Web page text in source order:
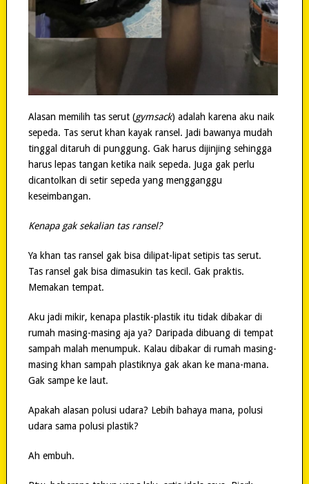
Alasan memilih tas serut (gymsack) adalah karena aku naik
sepeda. Tas serut khan kayak ransel. Jadi bawanya mudah
tinggal ditaruh di punggung. Gak harus dijinjing sehingga
harus lepas tangan ketika naik sepeda. Juga gak perlu
dicantolkan di setir sepeda yang mengganggu
keseimbangan.
Kenapa gak sekalian tas ransel?
Ya khan tas ransel gak bisa dilipat-lipat setipis tas serut.
Tas ransel gak bisa dimasukin tas kecil. Gak praktis.
Memakan tempat.
Aku jadi mikir, kenapa plastik-plastik itu tidak dibakar di
rumah masing-masing aja ya? Daripada dibuang di tempat
sampah malah menumpuk. Kalau dibakar di rumah masing-
masing khan sampah plastiknya gak akan ke mana-mana.
Gak sampe ke laut.
Apakah alasan polusi udara? Lebih bahaya mana, polusi
udara sama polusi plastik?
Ah embuh.